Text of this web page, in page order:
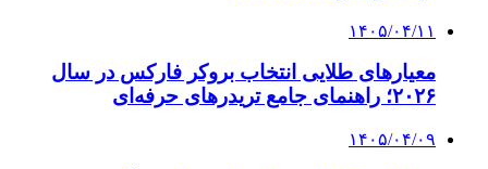
۱۴۰۵/۰۴/۱۱
معیارهای طلایی انتخاب بروکر فارکس در سال
۲۰۲۶؛ راهنمای جامع تریدرهای حرفه‌ای
۱۴۰۵/۰۴/۰۹